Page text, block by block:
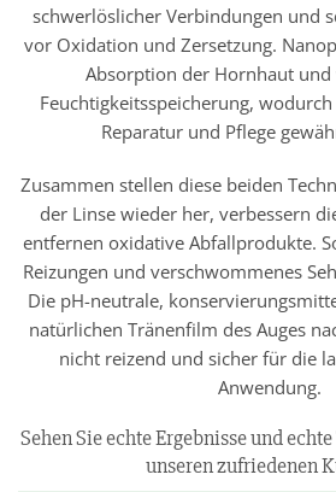
schwerlöslicher Verbindungen und
vor Oxidation und Zersetzung.
Absorption der Hornhaut und
Feuchtigkeitsspeicherung,
Reparatur und Pflege
Zusammen stellen diese beiden
der Linse wieder her, verbessern
entfernen oxidative Abfallprodukte.
Reizungen und verschwommenes
Die pH-neutrale,
natürlichen Tränenfilm des Auges
nicht reizend und sicher für die
Anwendung.
Sehen Sie echte Ergebnisse und
unseren zufriedenen